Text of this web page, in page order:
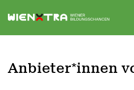
Logo Wiener Bildungschancen
Anbieter*innen